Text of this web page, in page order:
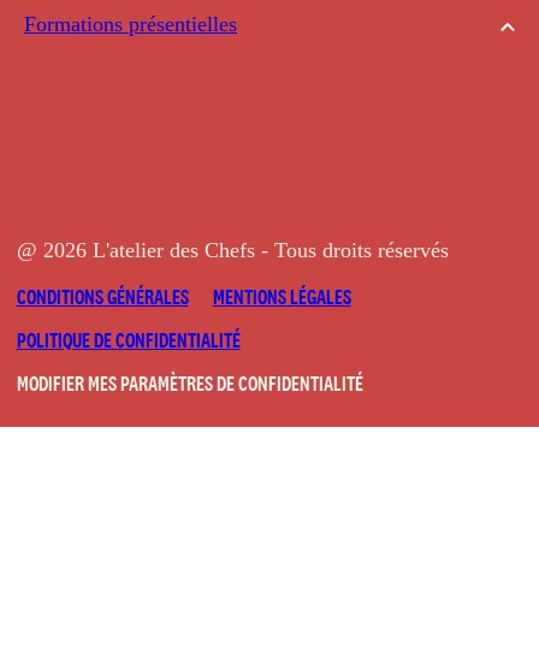
Formations présentielles
@ 2026 L'atelier des Chefs - Tous droits réservés
CONDITIONS GÉNÉRALES
MENTIONS LÉGALES
POLITIQUE DE CONFIDENTIALITÉ
MODIFIER MES PARAMÈTRES DE CONFIDENTIALITÉ